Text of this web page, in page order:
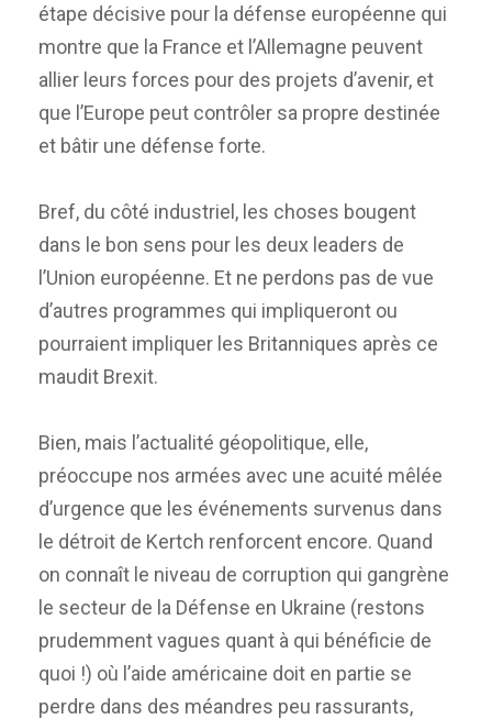
étape décisive pour la défense européenne qui
montre que la France et l’Allemagne peuvent
allier leurs forces pour des projets d’avenir, et
que l’Europe peut contrôler sa propre destinée
et bâtir une défense forte.
Bref, du côté industriel, les choses bougent
dans le bon sens pour les deux leaders de
l’Union européenne. Et ne perdons pas de vue
d’autres programmes qui impliqueront ou
pourraient impliquer les Britanniques après ce
maudit Brexit.
Bien, mais l’actualité géopolitique, elle,
préoccupe nos armées avec une acuité mêlée
d’urgence que les événements survenus dans
le détroit de Kertch renforcent encore. Quand
on connaît le niveau de corruption qui gangrène
le secteur de la Défense en Ukraine (restons
prudemment vagues quant à qui bénéficie de
quoi !) où l’aide américaine doit en partie se
perdre dans des méandres peu rassurants,